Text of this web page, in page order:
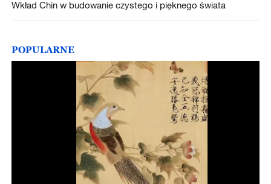
Wkład Chin w budowanie czystego i pięknego świata
POPULARNE